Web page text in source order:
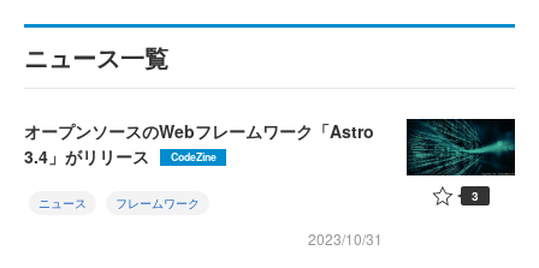
ニュース一覧
オープンソースのWebフレームワーク「Astro
3.4」がリリース
CodeZine
ニュース フレームワーク
2023/10/31
3